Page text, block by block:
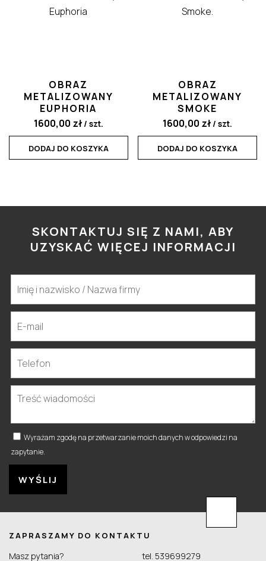
OBRAZ
METALIZOWANY
EUPHORIA
1600,00 zł/ szt.
DODAJ DO KOSZYKA
OBRAZ
METALIZOWANY
SMOKE
1600,00 zł / szt.
DODAJ DO KOSZYKA
SKONTAKTUJ SIĘ Z NAMI, ABY
UZYSKAĆ WIĘCEJ INFORMACJI
Wyrażam zgodę na przetwarzanie moich danych w odpowiedzi na
zapytanie.
ZAPRASZAMY DO KONTAKTU
Masz pytania? tel. 539699279